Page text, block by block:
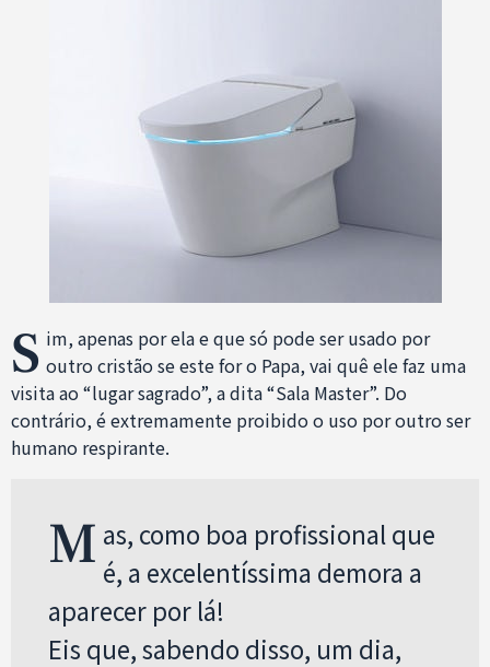
S im, apenas por ela e que só pode ser usado por
outro cristão se este for o Papa, vai quê ele faz uma
visita ao “lugar sagrado”, a dita “Sala Master”. Do
contrário, é extremamente proibido o uso por outro ser
humano respirante.
M as, como boa profissional que
é, a excelentíssima demora a
aparecer por lá!
Eis que, sabendo disso, um dia,